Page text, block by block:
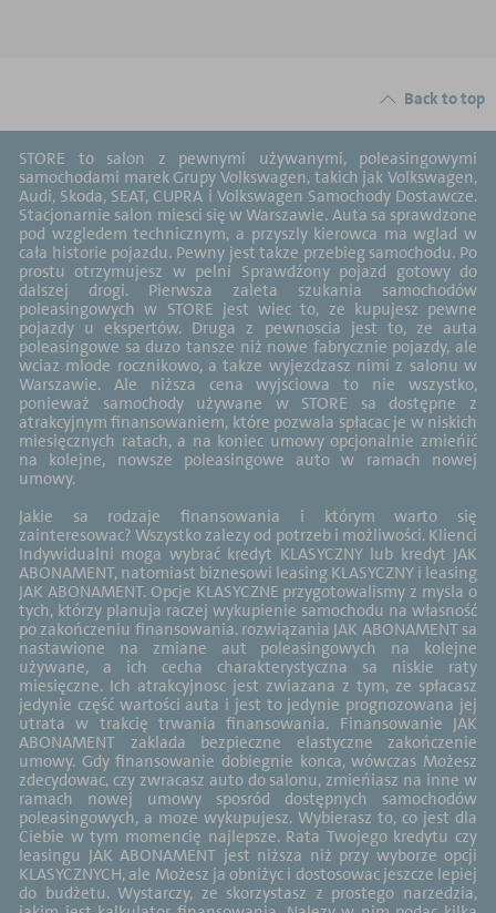
Back to top
STORE to salon z pewnymi używanymi, poleasingowymi
samochodami marek Grupy Volkswagen, takich jak Volkswagen,
Audi, Skoda, SEAT, CUPRA i Volkswagen Samochody Dostawcze.
Stacjonarnie salon miesci się w Warszawie. Auta sa sprawdzone
pod wzgledem technicznym, a przyszly kierowca ma wglad w
cała historie pojazdu. Pewny jest takze przebieg samochodu. Po
prostu otrzymujesz w pelni Sprawdźony pojazd gotowy do
dalszej drogi. Pierwsza zaleta szukania samochodów
poleasingowych w STORE jest wiec to, ze kupujesz pewne
pojazdy u ekspertów. Druga z pewnoscia jest to, ze auta
poleasingowe sa duzo tansze niż nowe fabrycznie pojazdy, ale
wciaz mlode rocznikowo, a takze wyjezdzasz nimi z salonu w
Warszawie. Ale niższa cena wyjsciowa to nie wszystko,
ponieważ samochody używane w STORE sa dostępne z
atrakcyjnym finansowaniem, które pozwala spłacac je w niskich
miesięcznych ratach, a na koniec umowy opcjonalnie zmieńić
na kolejne, nowsze poleasingowe auto w ramach nowej
umowy.
Jakie sa rodzaje finansowania i którym warto się
zainteresowac? Wszystko zalezy od potrzeb i możliwości. Klienci
Indywidualni moga wybrać kredyt KLASYCZNY lub kredyt JAK
ABONAMENT, natomiast biznesowi leasing KLASYCZNY i leasing
JAK ABONAMENT. Opcje KLASYCZNE przygotowalismy z mysla o
tych, którzy planuja raczej wykupienie samochodu na własność
po zakończeniu finansowania. rozwiązania JAK ABONAMENT sa
nastawione na zmiane aut poleasingowych na kolejne
używane, a ich cecha charakterystyczna sa niskie raty
miesięczne. Ich atrakcyjnosc jest zwiazana z tym, ze spłacasz
jedynie część wartości auta i jest to jedynie prognozowana jej
utrata w trakcię trwania finansowania. Finansowanie JAK
ABONAMENT zaklada bezpieczne elastyczne zakończenie
umowy. Gdy finansowanie dobiegnie konca, wówczas Możesz
zdecydowac, czy zwracasz auto do salonu, zmieńiasz na inne w
ramach nowej umowy sposród dostępnych samochodów
poleasingowych, a moze wykupujesz. Wybierasz to, co jest dla
Ciebie w tym momencię najlepsze. Rata Twojego kredytu czy
leasingu JAK ABONAMENT jest niższa niż przy wyborze opcji
KLASYCZNYCH, ale Możesz ja obniżyc i dostosowac jeszcze lepiej
do budżetu. Wystarczy, ze skorzystasz z prostego narzedzia,